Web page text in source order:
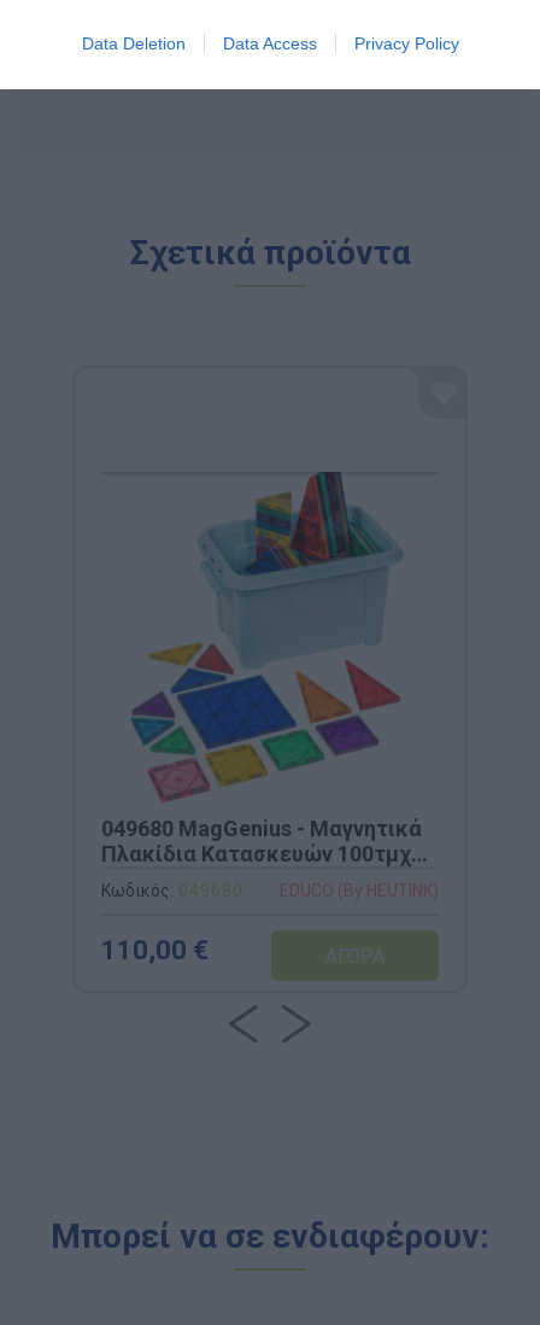
Data Deletion Data Access Privacy Policy
παιχνίδι συνδυάζεται με τη μάθηση, το αποτέλεσμα
είναι η ευτυχία!
Σχετικά προϊόντα
049680 MagGenius - Μαγνητικά
Πλακίδια Κατασκευών 100τμχ
(Διαφανή)
Κωδικός: 049680 EDUCO (By HEUTINK)
110,00 €
Μπορεί να σε ενδιαφέρουν: